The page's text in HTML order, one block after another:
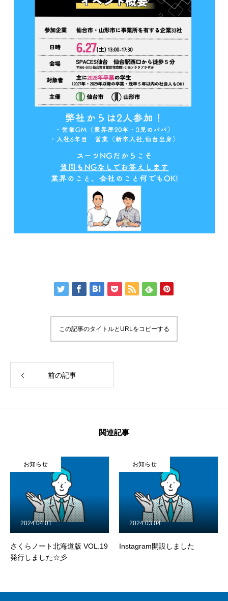
COMPANY
わたしたちの仕事
この記事のタイトルとURLをコピーする
前の記事
関連記事
お知らせ
さくらノート北海道版 VOL.19
発行しました☆彡
2024.04.01
お知らせ
Instagram開設しました
2024.03.04